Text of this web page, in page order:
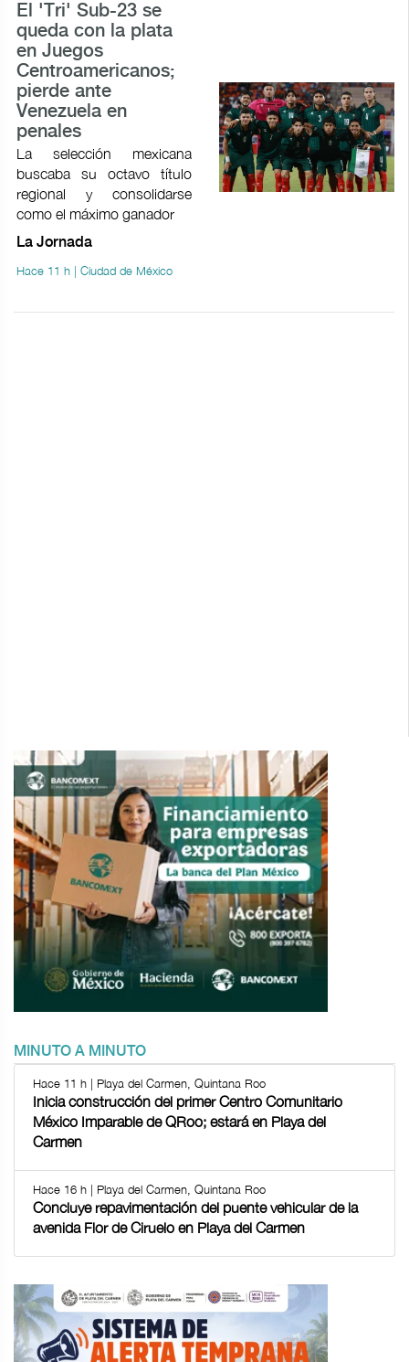
El 'Tri' Sub-23 se
queda con la plata
en Juegos
Centroamericanos;
pierde ante
Venezuela en
penales
La selección mexicana
buscaba su octavo título
regional y consolidarse
como el máximo ganador
La Jornada
Hace 11 h | Ciudad de México
MINUTO A MINUTO
Hace 11 h | Playa del Carmen, Quintana Roo
Inicia construcción del primer Centro Comunitario
México Imparable de QRoo; estará en Playa del
Carmen
Hace 16 h | Playa del Carmen, Quintana Roo
Concluye repavimentación del puente vehicular de la
avenida Flor de Ciruelo en Playa del Carmen